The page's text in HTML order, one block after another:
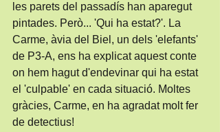
les parets del passadís han aparegut
pintades. Però... 'Qui ha estat?'. La
Carme, àvia del Biel, un dels 'elefants'
de P3-A, ens ha explicat aquest conte
on hem hagut d'endevinar qui ha estat
el 'culpable' en cada situació. Moltes
gràcies, Carme, en ha agradat molt fer
de detectius!